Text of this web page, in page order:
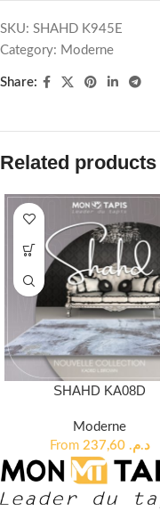
SKU: SHAHD K945E
Category: Moderne
Share:
Related products
SHAHD KA08D
Moderne
From
د.م. 237,60